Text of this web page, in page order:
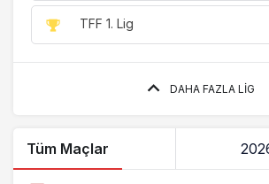
TFF 1. Lig
DAHA FAZLA LIG
Tüm Maçlar